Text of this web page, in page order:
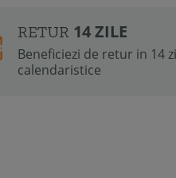
RETUR 14 ZILE
Beneficiezi de retur in 14
calendaristice